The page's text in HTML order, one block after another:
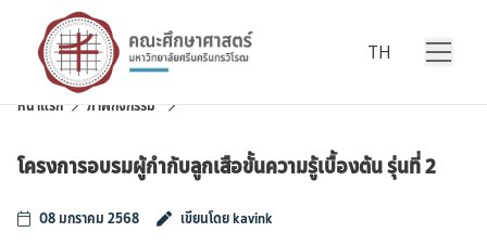
Skip to content
TH
หน้าแรก ภาพกิจกรรม
โครงการอบรมผู้กำกับลูกเสือขั้นความรู้เบื้องต้น รุ่นที่ 2
08 มกราคม 2568 เขียนโดย kavink